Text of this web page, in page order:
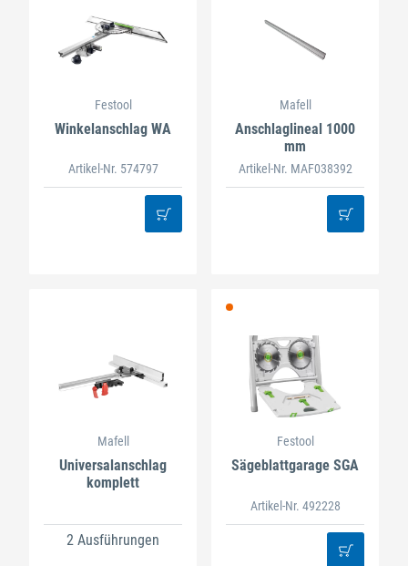
Festool
Winkelanschlag WA
Artikel-Nr. 574797
Mafell
Anschlaglineal 1000
mm
Artikel-Nr. MAF038392
Mafell
Universalanschlag
komplett
2 Ausführungen
Festool
Sägeblattgarage SGA
Artikel-Nr. 492228